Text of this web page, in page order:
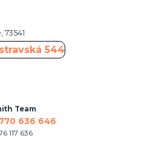
Team
636 646
117 636